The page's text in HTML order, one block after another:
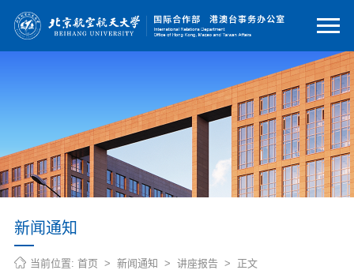
新闻通知
当前位置: 首页 > 新闻通知 > 讲座报告> 正文